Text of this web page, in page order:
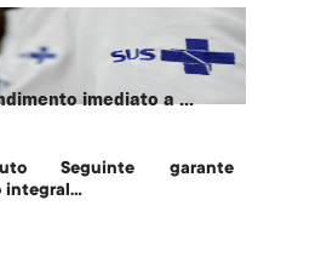
imediato a ...
Seguinte garante
integral...